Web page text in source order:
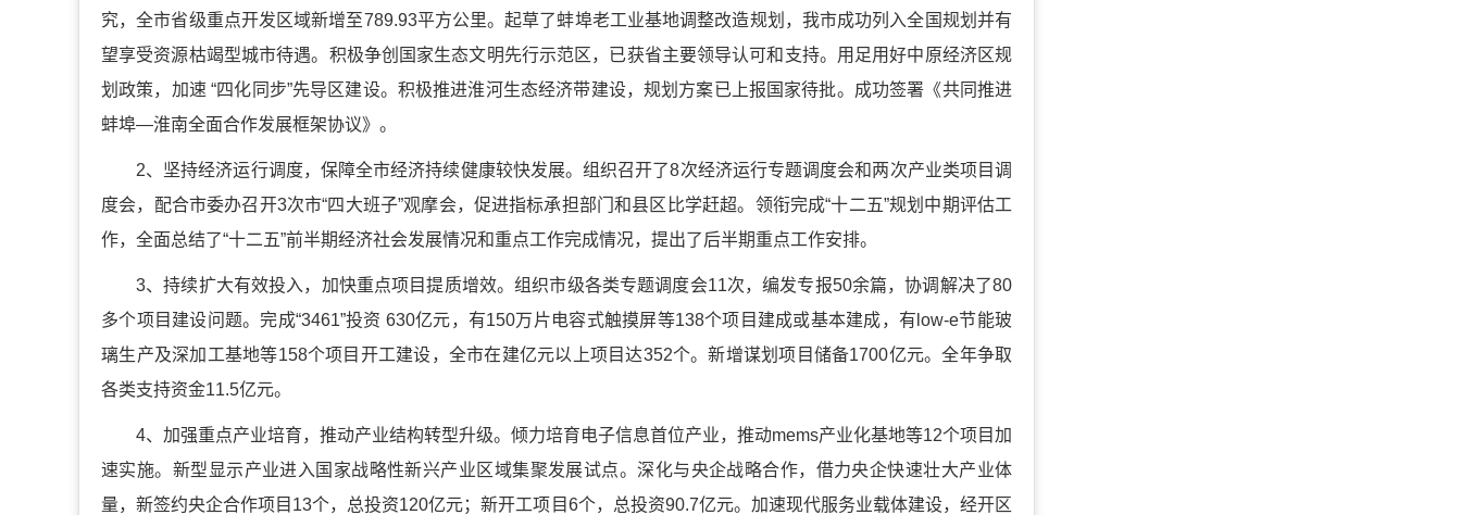
究，全市省级重点开发区域新增至789.93平方公里。起草了蚌埠老工业基地调整改造规划，我市成功列入全国规划并有
望享受资源枯竭型城市待遇。积极争创国家生态文明先行示范区，已获省主要领导认可和支持。用足用好中原经济区规
划政策，加速 “四化同步”先导区建设。积极推进淮河生态经济带建设，规划方案已上报国家待批。成功签署《共同推进
蚌埠—淮南全面合作发展框架协议》。
2、坚持经济运行调度，保障全市经济持续健康较快发展。组织召开了8次经济运行专题调度会和两次产业类项目调
度会，配合市委办召开3次市“四大班子”观摩会，促进指标承担部门和县区比学赶超。领衔完成“十二五”规划中期评估工
作，全面总结了“十二五”前半期经济社会发展情况和重点工作完成情况，提出了后半期重点工作安排。
3、持续扩大有效投入，加快重点项目提质增效。组织市级各类专题调度会11次，编发专报50余篇，协调解决了80
多个项目建设问题。完成“3461”投资 630亿元，有150万片电容式触摸屏等138个项目建成或基本建成，有low-e节能玻
璃生产及深加工基地等158个项目开工建设，全市在建亿元以上项目达352个。新增谋划项目储备1700亿元。全年争取
各类支持资金11.5亿元。
4、加强重点产业培育，推动产业结构转型升级。倾力培育电子信息首位产业，推动mems产业化基地等12个项目加
速实施。新型显示产业进入国家战略性新兴产业区域集聚发展试点。深化与央企战略合作，借力央企快速壮大产业体
量，新签约央企合作项目13个，总投资120亿元；新开工项目6个，总投资90.7亿元。加速现代服务业载体建设，经开区